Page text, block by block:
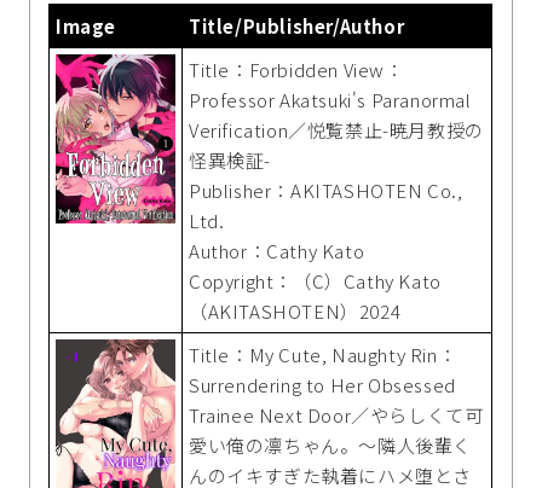
Image
Title/Publisher/Author
Title：Forbidden View：
Professor Akatsuki's Paranormal
Verification／悦覧禁止-暁月教授の
怪異検証-
Publisher：AKITASHOTEN Co.,
Ltd.
Author：Cathy Kato
Copyright：（C）Cathy Kato
（AKITASHOTEN）2024
Title：My Cute, Naughty Rin：
Surrendering to Her Obsessed
Trainee Next Door／やらしくて可
愛い俺の凛ちゃん。～隣人後輩く
んのイキすぎた執着にハメ堕とさ